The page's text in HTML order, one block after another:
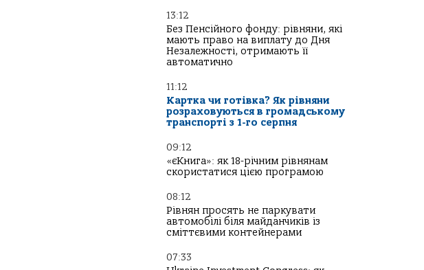
13:12
Без Пенсійного фонду: рівняни, які
мають право на виплату до Дня
Незалежності, отримають її
автоматично
11:12
Картка чи готівка? Як рівняни
розраховуються в громадському
транспорті з 1-го серпня
09:12
«єКнига»: як 18-річним рівнянам
скористатися цією програмою
08:12
Рівнян просять не паркувати
автомобілі біля майданчиків із
сміттєвими контейнерами
07:33